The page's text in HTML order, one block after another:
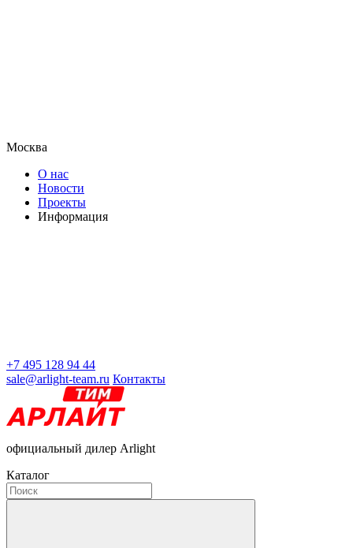
Москва
О нас
Новости
Проекты
Информация
+7 495 128 94 44
sale@arlight-team.ru Контакты
официальный дилер Arlight
Каталог